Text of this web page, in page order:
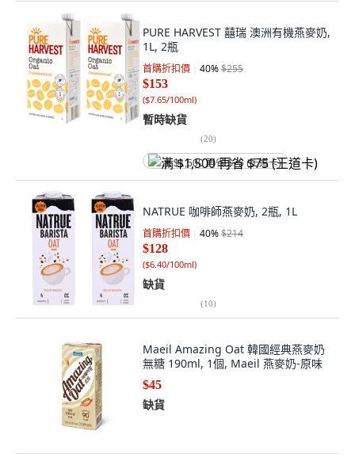
PURE HARVEST 囍瑞 澳洲有機燕麥奶,
1L, 2瓶
首購折扣價 40%$255
$153
($7.65/100ml)
暫時缺貨
(20)
满 $1,500 再省 $75 (王道卡)
NATRUE 咖啡師燕麥奶, 2瓶, 1L
首購折扣價 40%$214
$128
($6.40/100ml)
缺貨
(10)
Maeil Amazing Oat 韓國經典燕麥奶
無糖 190ml, 1個, Maeil 燕麥奶-原味
$45
缺貨